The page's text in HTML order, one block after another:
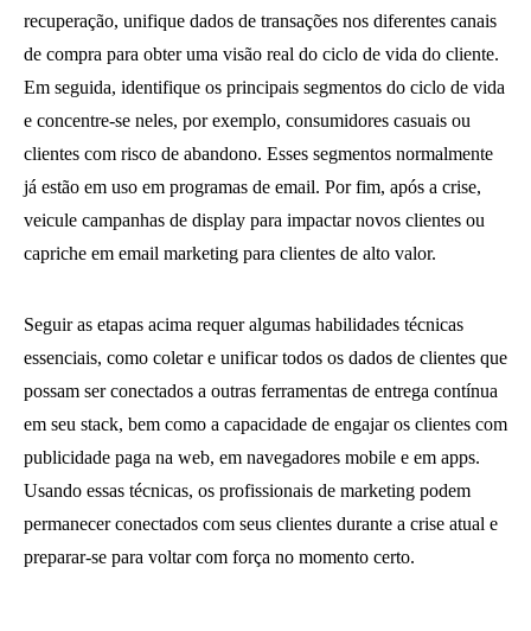
recuperação, unifique dados de transações nos diferentes canais
de compra para obter uma visão real do ciclo de vida do cliente.
Em seguida, identifique os principais segmentos do ciclo de vida
e concentre-se neles, por exemplo, consumidores casuais ou
clientes com risco de abandono. Esses segmentos normalmente
já estão em uso em programas de email. Por fim, após a crise,
veicule campanhas de display para impactar novos clientes ou
capriche em email marketing para clientes de alto valor.
Seguir as etapas acima requer algumas habilidades técnicas
essenciais, como coletar e unificar todos os dados de clientes que
possam ser conectados a outras ferramentas de entrega contínua
em seu stack, bem como a capacidade de engajar os clientes com
publicidade paga na web, em navegadores mobile e em apps.
Usando essas técnicas, os profissionais de marketing podem
permanecer conectados com seus clientes durante a crise atual e
preparar-se para voltar com força no momento certo.